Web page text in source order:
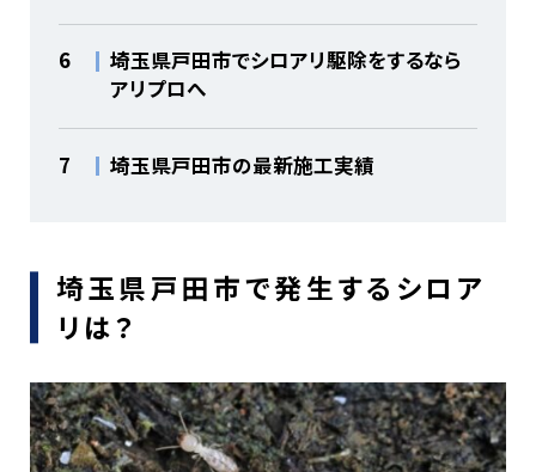
6
埼玉県戸田市でシロアリ駆除をするなら
アリプロへ
7 埼玉県戸田市の最新施工実績
埼玉県戸田市で発生するシロア
リは？